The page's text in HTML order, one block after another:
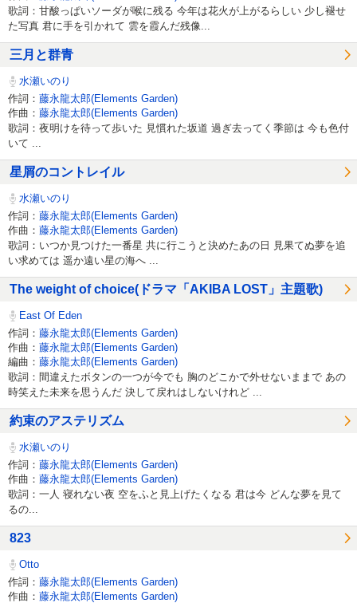
歌詞：甘酸っぱいソーダが喉に残る 今年は花火が上がるらしい 少し褪せ
た写真 君に手を引かれて 雲を霞んだ残像...
三月と群青
水瀬いのり
作詞： 藤永龍太郎(Elements Garden)
作曲： 藤永龍太郎(Elements Garden)
歌詞：夜明けを待って歩いた 見慣れた坂道 過ぎ去ってく季節は 今も色付
いて ...
星屑のコントレイル
水瀬いのり
作詞： 藤永龍太郎(Elements Garden)
作曲： 藤永龍太郎(Elements Garden)
歌詞：いつか見つけた一番星 共に行こうと決めたあの日 見果てぬ夢を追
い求めては 遥か遠い星の海へ ...
The weight of choice(ドラマ「AKIBA LOST」主題歌)
East Of Eden
作詞： 藤永龍太郎(Elements Garden)
作曲： 藤永龍太郎(Elements Garden)
編曲： 藤永龍太郎(Elements Garden)
歌詞：間違えたボタンの一つが今でも 胸のどこかで外せないままで あの
時笑えた未来を思うんだ 決して戻れはしないけれど ...
約束のアステリズム
水瀬いのり
作詞： 藤永龍太郎(Elements Garden)
作曲： 藤永龍太郎(Elements Garden)
歌詞：一人 寝れない夜 空をふと見上げたくなる 君は今 どんな夢を見て
るの...
823
Otto
作詞： 藤永龍太郎(Elements Garden)
作曲： 藤永龍太郎(Elements Garden)